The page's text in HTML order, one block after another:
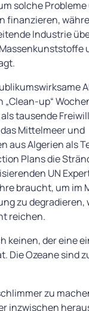
solche
finanzieren,
Industrie
up“
tausende
Mittelmeer und
aus Algerien als
Plans die
UN
braucht, um im
zu degradieren,
reichen.
keinen, der eine
Die Ozeane sind
zu
inzwischen